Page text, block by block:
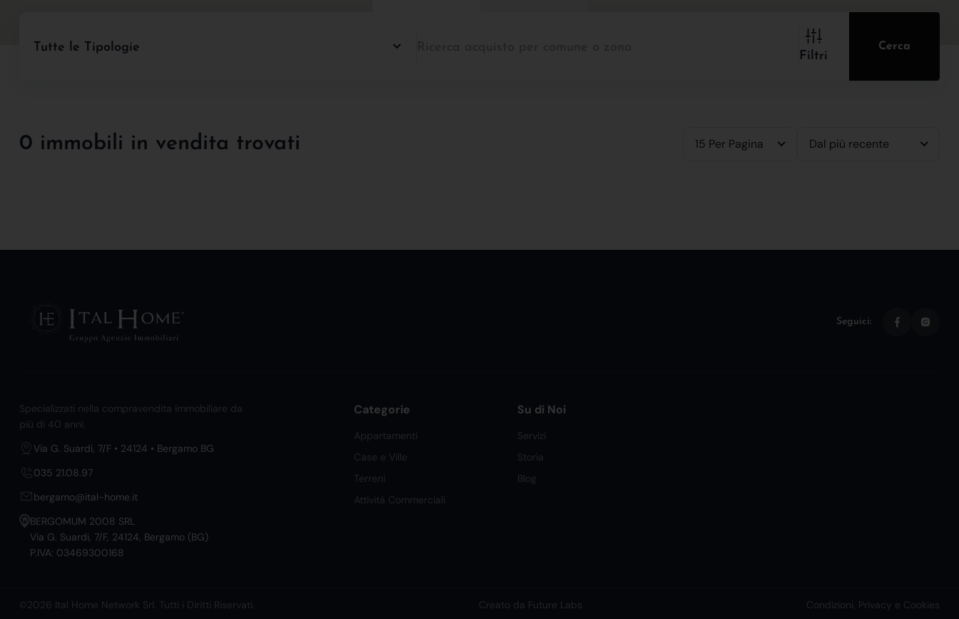
Tutte le Tipologie
Filtri
Cerca
0 immobili in vendita trovati 15 Per Pagina Dal più recente
Seguici:
Specializzati nella compravendita immobiliare da
più di 40 anni.
Via G. Suardi, 7/F • 24124 • Bergamo BG
035 21.08.97
bergamo@ital-home.it
BERGOMUM 2008 SRL
Via G. Suardi, 7/F, 24124, Bergamo (BG)
P.IVA: 03469300168
Categorie
Appartamenti
Case e Ville
Terreni
Attività Commerciali
Su di Noi
Servizi
Storia
Blog
©2026 Ital Home Network Srl. Tutti i Diritti Riservati. Creato da Future Labs Condizioni, Privacy e Cookies